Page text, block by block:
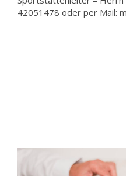
42051478 oder per Mail: